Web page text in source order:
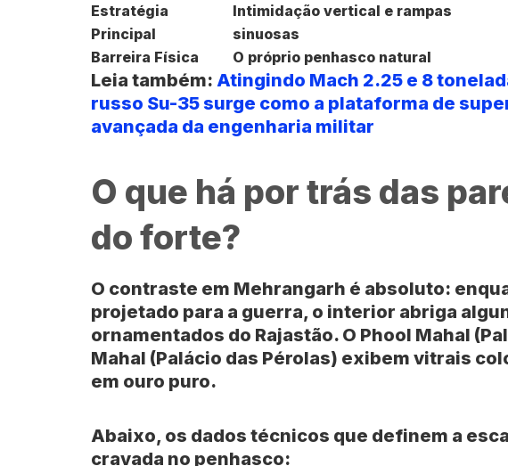
Estratégia
Principal
Intimidação vertical e rampas
sinuosas
Barreira Física
O próprio penhasco natural
Leia também: Atingindo Mach 2.25 e 8
russo Su-35 surge como a plataforma de
avançada da engenharia militar
O que há por trás das
do forte?
O contraste em Mehrangarh é absoluto:
projetado para a guerra, o interior abriga
ornamentados do Rajastão. O Phool Mahal
Mahal (Palácio das Pérolas) exibem vitrais
em ouro puro.
Abaixo, os dados técnicos que definem a
cravada no penhasco: